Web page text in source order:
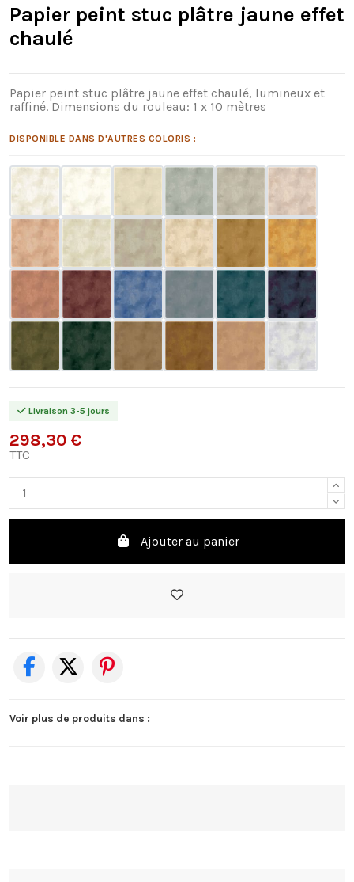
Papier peint stuc plâtre jaune effet
chaulé
Papier peint stuc plâtre jaune effet chaulé, lumineux et
raffiné. Dimensions du rouleau: 1 x 10 mètres
DISPONIBLE DANS D'AUTRES COLORIS :
Livraison 3-5 jours
298,30 €
TTC
Ajouter au panier
Voir plus de produits dans :